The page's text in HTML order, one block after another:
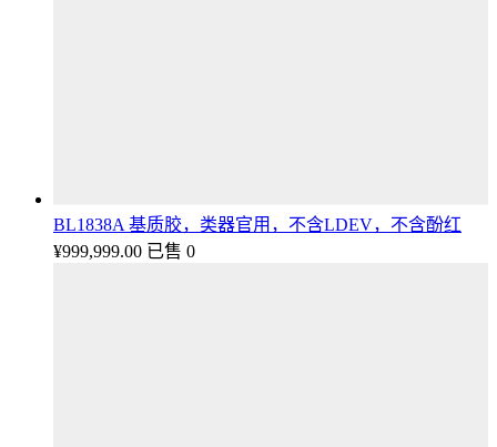
BL1838A 基质胶，类器官用，不含LDEV，不含酚红
¥999,999.00 已售 0